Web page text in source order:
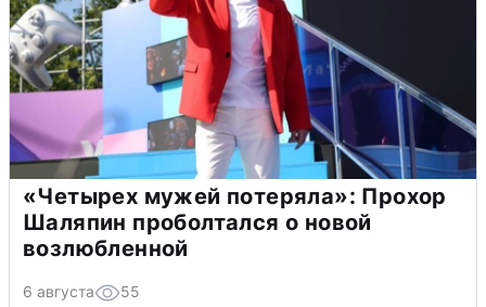
«Четырех мужей потеряла»: Прохор
Шаляпин проболтался о новой
возлюбленной
6 августа 55